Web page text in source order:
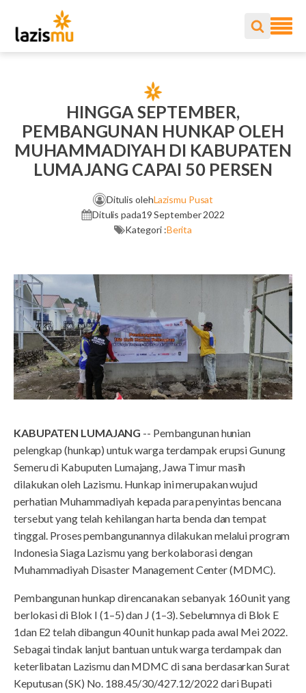
HINGGA SEPTEMBER,
PEMBANGUNAN HUNKAP OLEH
MUHAMMADIYAH DI KABUPATEN
LUMAJANG CAPAI 50 PERSEN
Ditulis olehLazismu Pusat
Ditulis pada19 September 2022
Kategori :Berita
KABUPATEN LUMAJANG -- Pembangunan hunian
pelengkap (hunkap) untuk warga terdampak erupsi Gunung
Semeru di Kabuputen Lumajang, Jawa Timur masih
dilakukan oleh Lazismu. Hunkap ini merupakan wujud
perhatian Muhammadiyah kepada para penyintas bencana
tersebut yang telah kehilangan harta benda dan tempat
tinggal. Proses pembangunannya dilakukan melalui program
Indonesia Siaga Lazismu yang berkolaborasi dengan
Muhammadiyah Disaster Management Center (MDMC).
Pembangunan hunkap direncanakan sebanyak 160 unit yang
berlokasi di Blok I (1–5) dan J (1–3). Sebelumnya di Blok E
1dan E2 telah dibangun 40 unit hunkap pada awal Mei 2022.
Sebagai tindak lanjut bantuan untuk warga terdampak dan
keterlibatan Lazismu dan MDMC di sana berdasarkan Surat
Keputusan (SK) No. 188.45/30/427.12/2022 dari Bupati